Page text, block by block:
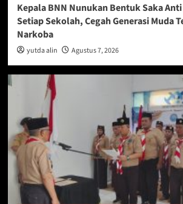
Kepala BNN Nunukan Bentuk Saka
Setiap Sekolah, Cegah Generasi Muda
Narkoba
yutda alin Agustus 7, 2026